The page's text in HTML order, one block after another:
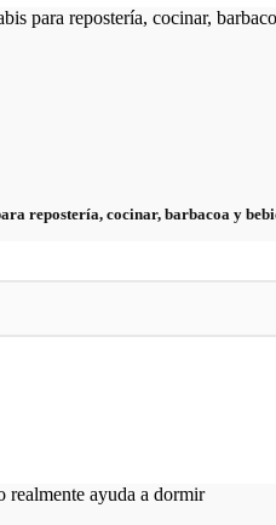
repostería, cocinar, barbacoa y